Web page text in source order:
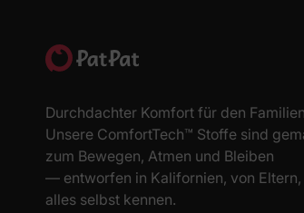
Durchdachter Komfort für den
Unsere ComfortTech™ Stoffe sind
zum Bewegen, Atmen und Bleiben
— entworfen in Kalifornien, von
alles selbst kennen.